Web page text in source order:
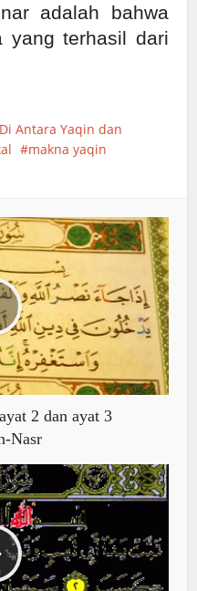
adalah bahwa
yang terhasil dari
Antara Yaqin dan
makna yaqin
2 dan ayat 3
Nasr